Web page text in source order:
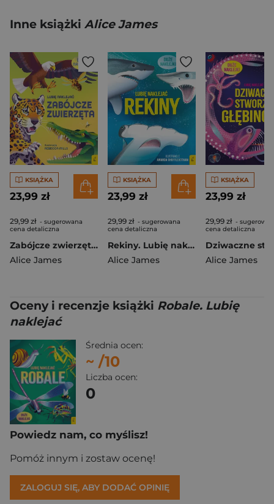
Inne książki Alice James
KSIĄŻKA
23,99 zł
29,99 zł - sugerowana
cena detaliczna
Zabójcze zwierzęta. Lubię naklejać
Alice James
KSIĄŻKA
23,99 zł
29,99 zł - sugerowana
cena detaliczna
Rekiny. Lubię naklejać
Alice James
KSIĄŻKA
23,99 zł
29,99 zł -
cena detaliczna
Alice James
Oceny i recenzje książki Robale. Lubię
naklejać
Średnia ocen:
~ /10
Liczba ocen:
0
Powiedz nam, co myślisz!
Pomóż innym i zostaw ocenę!
ZALOGUJ SIĘ, ABY DODAĆ OPINIĘ